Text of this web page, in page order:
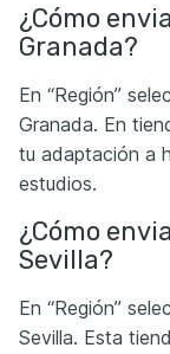
¿Cómo
Granada?
En “Región”
Granada. En
tu adaptación a
estudios.
¿Cómo
Sevilla?
En “Región”
Sevilla. Esta